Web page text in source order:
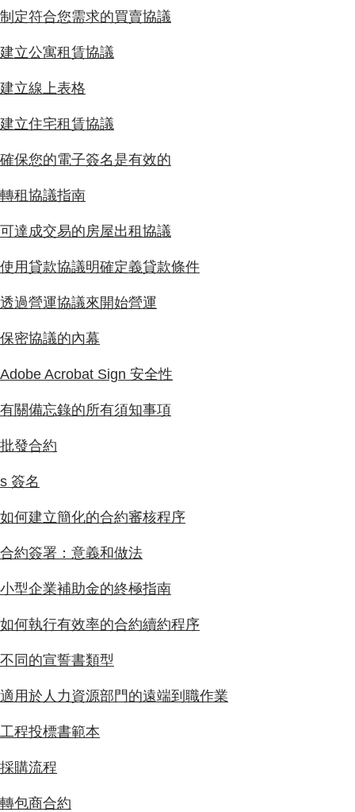
制定符合您需求的買賣協議
建立公寓租賃協議
建立線上表格
建立住宅租賃協議
確保您的電子簽名是有效的
轉租協議指南
可達成交易的房屋出租協議
使用貸款協議明確定義貸款條件
透過營運協議來開始營運
保密協議的內幕
Adobe Acrobat Sign 安全性
有關備忘錄的所有須知事項
批發合約
s 簽名
如何建立簡化的合約審核程序
合約簽署：意義和做法
小型企業補助金的終極指南
如何執行有效率的合約續約程序
不同的宣誓書類型
適用於人力資源部門的遠端到職作業
工程投標書範本
採購流程
轉包商合約